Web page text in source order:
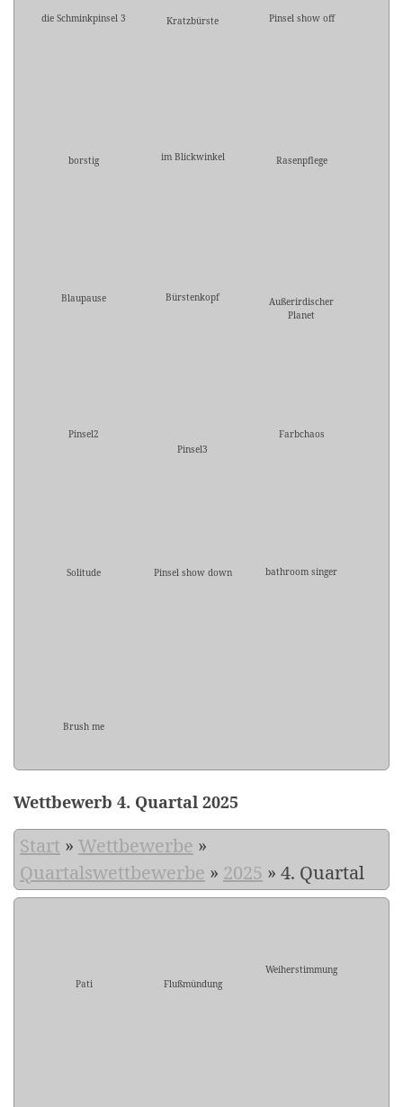
die Schminkpinsel 3 Kratzbürste Pinsel show off
borstig im Blickwinkel Rasenpflege
Blaupause Bürstenkopf
Außerirdischer
Planet
Pinsel2
Pinsel3
Farbchaos
Solitude Pinsel show down bathroom singer
Brush me
Wettbewerb 4. Quartal 2025
Start » Wettbewerbe »
Quartalswettbewerbe » 2025 » 4. Quartal
Pati Flußmündung
Weiherstimmung